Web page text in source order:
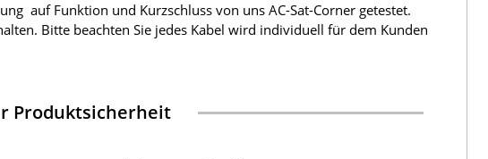
auf Funktion und Kurzschluss von uns AC-Sat-Corner getestet.
Bitte beachten Sie jedes Kabel wird individuell für dem Kunden
Produktsicherheit